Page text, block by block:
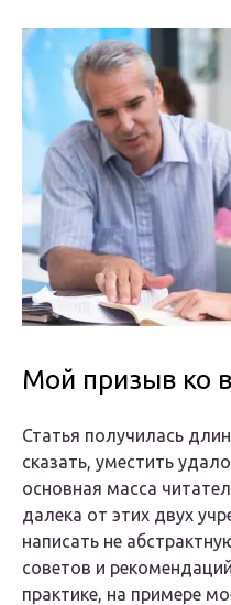
Мой призыв ко
Статья получилась
сказать, уместить
основная масса
далека от этих двух
написать не
советов и
практике, на примере